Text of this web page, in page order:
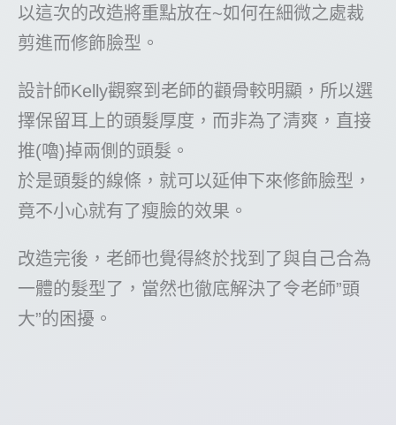
以這次的改造將重點放在~如何在細微之處裁
剪進而修飾臉型。
設計師Kelly觀察到老師的顴骨較明顯，所以選
擇保留耳上的頭髮厚度，而非為了清爽，直接
推(嚕)掉兩側的頭髮。
於是頭髮的線條，就可以延伸下來修飾臉型，
竟不小心就有了瘦臉的效果。
改造完後，老師也覺得終於找到了與自己合為
一體的髮型了，當然也徹底解決了令老師”頭
大”的困擾。